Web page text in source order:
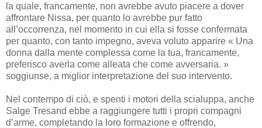
la quale, francamente, non avrebbe avuto piacere a dover
affrontare Nissa, per quanto lo avrebbe pur fatto
all’occorrenza, nel momento in cui ella si fosse confermata
per quanto, con tanto impegno, aveva voluto apparire « Una
donna dalla mente complessa come la tua, francamente,
preferisco averla come alleata che come avversaria. »
soggiunse, a miglior interpretazione del suo intervento.
Nel contempo di ciò, e spenti i motori della scialuppa, anche
Salge Tresand ebbe a raggiungere tutti i propri compagni
d’arme, completando la loro formazione e offrendo,